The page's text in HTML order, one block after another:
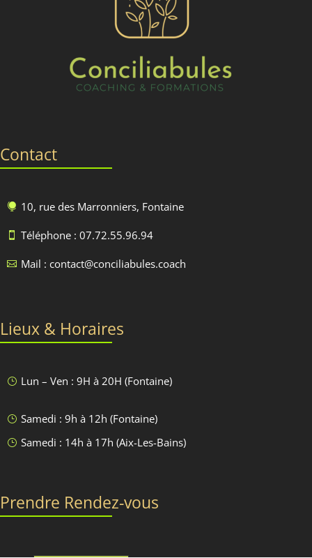
Contact
 10, rue des Marronniers, Fontaine
 Téléphone : 07.72.55.96.94
 Mail : contact@conciliabules.coach
Lieux & Horaires
} Lun – Ven : 9H à 20H (Fontaine)
} Samedi : 9h à 12h (Fontaine)
} Samedi : 14h à 17h (Aix-Les-Bains)
Prendre Rendez-vous